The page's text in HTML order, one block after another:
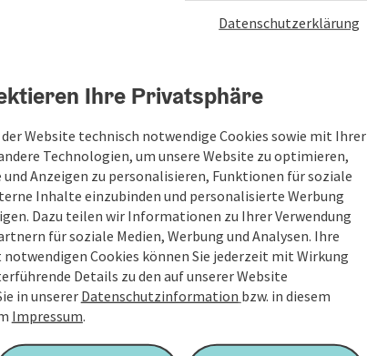
Datenschutzerklärung
Ihre Privatsphäre
Website technisch notwendige Cookies sowie mit Ihrer
Technologien, um unsere Website zu optimieren,
Anzeigen zu personalisieren, Funktionen für soziale
Inhalte einzubinden und personalisierte Werbung
Dazu teilen wir Informationen zu Ihrer Verwendung
für soziale Medien, Werbung und Analysen. Ihre
Cookies können Sie jederzeit mit Wirkung
Details zu den auf unserer Website
in unsererDatenschutzinformation bzw. in diesem
Impressum.